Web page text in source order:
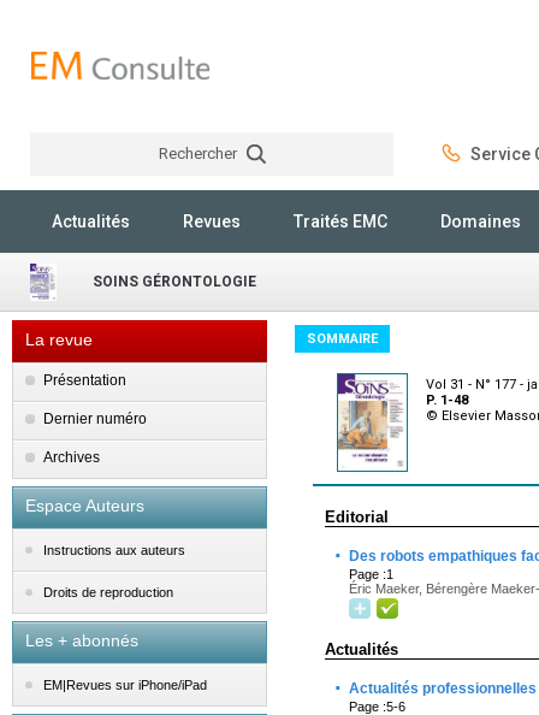
Rechercher Service
Actualités Revues Traités EMC Domaines
SOINS GÉRONTOLOGIE
La revue
Présentation
Dernier numéro
Archives
Espace Auteurs
Instructions aux auteurs
Droits de reproduction
Les + abonnés
EM|Revues sur iPhone/iPad
SOMMAIRE
Vol 31 - N° 177 -
P. 1-48
© Elsevier
Editorial
· Des robots empathiques
Page :1
Éric Maeker, Bérengère
Actualités
· Actualités professionnelles
Page :5-6